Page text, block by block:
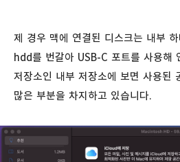
제 경우 맥에 연결된 디스크는 내부
hdd를 번갈아 USB-C 포트를 사용해
저장소인 내부 저장소에 보면 사용된
많은 부분을 차지하고 있습니다.